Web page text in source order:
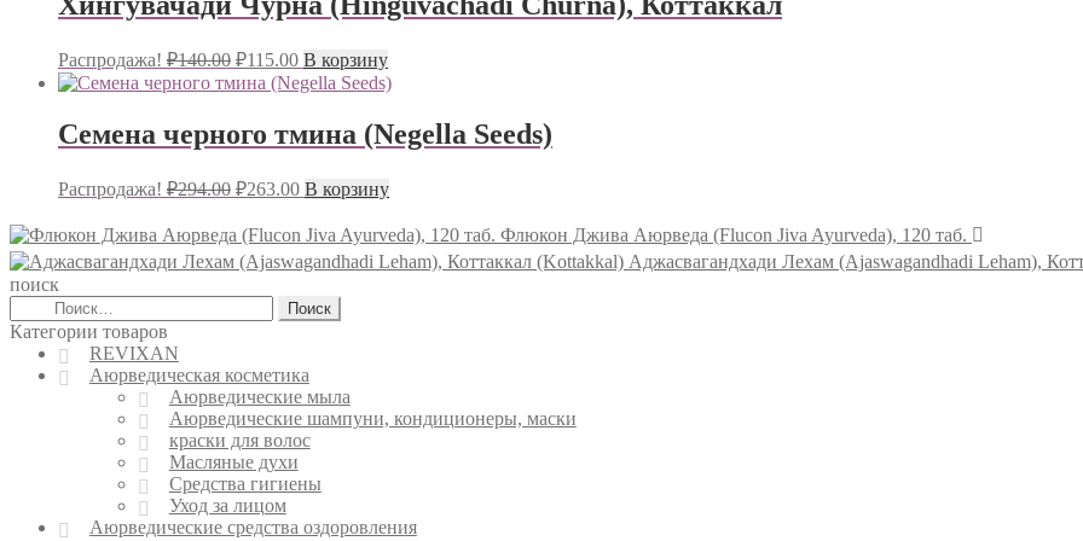
Распродажа! ₽140.00 Первоначальная
цена
составляла
₽115.00Текущая
цена:
В корзину
Семена черного тмина (Negella Seeds)
Распродажа! ₽294.00 Первоначальная
составляла
₽294.00.
₽263.00Текущая
цена:
₽263.00.
В корзину
Флюкон Джива Аюрведа (Flucon Jiva Ayurveda), 120 таб.
Аджасвагандхади Лехам (Ajaswagandhadi Leham),
поиск
Найти:
Категории товаров
REVIXAN
Аюрведическая косметика
Аюрведические мыла
Аюрведические шампуни, кондиционеры, маски
краски для волос
Масляные духи
Средства гигиены
Уход за лицом
Аюрведические средства оздоровления